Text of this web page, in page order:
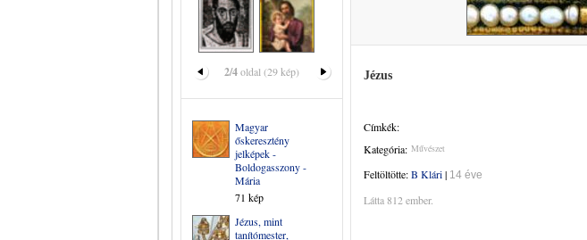
2/4oldal (29 kép)
Magyar
őskeresztény
jelképek -
Boldogasszony -
Mária
71 kép
Jézus, mint
tanítómester,
Jézus
Címkék:
Kategória: Művészet
Feltöltötte:B Klári| 14 éve
Látta 812 ember.